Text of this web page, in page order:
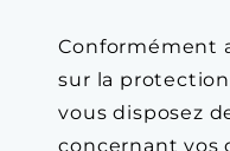
Conformément
sur la protection
vous disposez
concernant vos